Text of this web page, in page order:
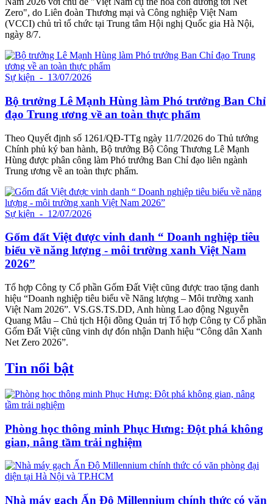
Zero", do Liên đoàn Thương mại và Công nghiệp Việt Nam
(VCCI) chủ trì tổ chức tại Trung tâm Hội nghị Quốc gia Hà Nội,
ngày 8/7.
Sự kiện - 13/07/2026
Bộ trưởng Lê Mạnh Hùng làm Phó trưởng Ban Chỉ
đạo Trung ương về an toàn thực phẩm
Theo Quyết định số 1261/QĐ-TTg ngày 11/7/2026 do Thủ tướng
Chính phủ ký ban hành, Bộ trưởng Bộ Công Thương Lê Mạnh
Hùng được phân công làm Phó trưởng Ban Chỉ đạo liên ngành
Trung ương về an toàn thực phẩm.
Sự kiện - 12/07/2026
Gốm đất Việt được vinh danh “ Doanh nghiệp tiêu
biểu về năng lượng - môi trường xanh Việt Nam
2026”
Tổ hợp Công ty Cổ phần Gốm Đất Việt cũng được trao tặng danh
hiệu “Doanh nghiệp tiêu biểu về Năng lượng – Môi trường xanh
Việt Nam 2026”. VS.GS.TS.DD, Anh hùng Lao động Nguyễn
Quang Mâu – Chủ tịch Hội đồng Quản trị Tổ hợp Công ty Cổ phần
Gốm Đất Việt cũng vinh dự đón nhận Danh hiệu “Công dân Xanh
Net Zero 2026”.
Tin nổi bật
Phòng học thông minh Phục Hưng: Đột phá không
gian, nâng tầm trải nghiệm
Nhà máy gạch Ấn Độ Millennium chính thức có văn